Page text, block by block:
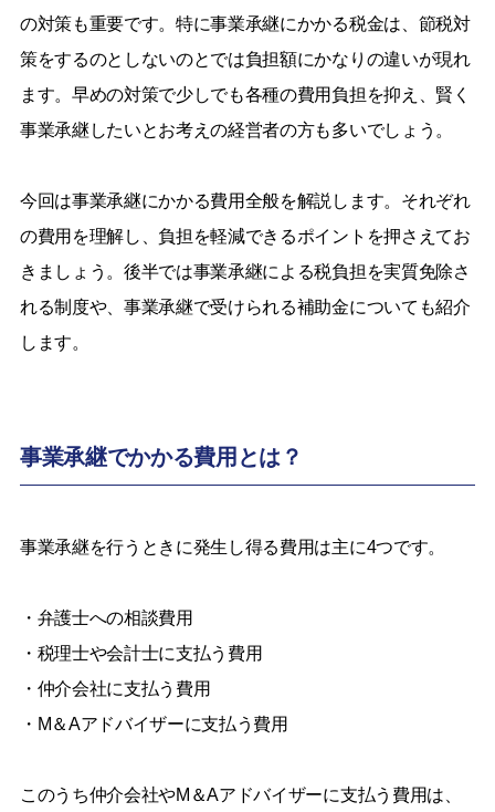
の対策も重要です。特に事業承継にかかる税金は、節税対
策をするのとしないのとでは負担額にかなりの違いが現れ
ます。早めの対策で少しでも各種の費用負担を抑え、賢く
事業承継したいとお考えの経営者の方も多いでしょう。
今回は事業承継にかかる費用全般を解説します。それぞれ
の費用を理解し、負担を軽減できるポイントを押さえてお
きましょう。後半では事業承継による税負担を実質免除さ
れる制度や、事業承継で受けられる補助金についても紹介
します。
事業承継でかかる費用とは？
事業承継を行うときに発生し得る費用は主に4つです。
・弁護士への相談費用
・税理士や会計士に支払う費用
・仲介会社に支払う費用
・M＆Aアドバイザーに支払う費用
このうち仲介会社やM＆Aアドバイザーに支払う費用は、